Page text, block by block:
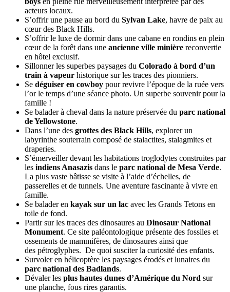
acteurs locaux.
S’offrir une pause au bord du Sylvan Lake, havre de paix au
cœur des Black Hills.
S’offrir le luxe de dormir dans une cabane en rondins en plein
cœur de la forêt dans une ancienne ville minière reconvertie
en hôtel exclusif.
Sillonner les superbes paysages du Colorado à bord d’un
train à vapeur historique sur les traces des pionniers.
Se déguiser en cowboy pour revivre l’époque de la ruée vers
l’or le temps d’une séance photo. Un superbe souvenir pour la
famille !
Se balader à cheval dans la nature préservée du parc national
de Yellowstone.
Dans l’une des grottes des Black Hills, explorer un
labyrinthe souterrain composé de stalactites, stalagmites et
draperies.
S’émerveiller devant les habitations troglodytes construites par
les indiens Anasazis dans le parc national de Mesa Verde.
La plus vaste bâtisse se visite à l’aide d’échelles, de
passerelles et de tunnels. Une aventure fascinante à vivre en
famille.
Se balader en kayak sur un lac avec les Grands Tetons en
toile de fond.
Partir sur les traces des dinosaures au Dinosaur National
Monument. Ce site paléontologique présente des fossiles et
ossements de mammifères, de dinosaures ainsi que
des pétroglyphes. De quoi susciter la curiosité des enfants.
Survoler en hélicoptère les paysages érodés et lunaires du
parc national des Badlands.
Dévaler les plus hautes dunes d’Amérique du Nord sur
une planche, fous rires garantis.